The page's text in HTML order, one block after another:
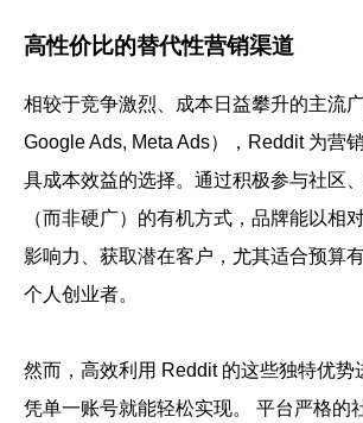
高性价比的替代性营销渠道
相较于竞争激烈、成本日益攀升的主流
Google Ads, Meta Ads），Reddit 为营
具成本效益的选择。通过积极参与社区
（而非硬广）的有机方式，品牌能以相
影响力、获取潜在客户，尤其适合预算
个人创业者。
然而，高效利用 Reddit 的这些独特优势
凭单一账号就能轻松实现。 平台严格的